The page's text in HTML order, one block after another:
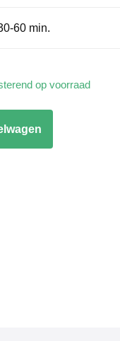
60 min.
op voorraad